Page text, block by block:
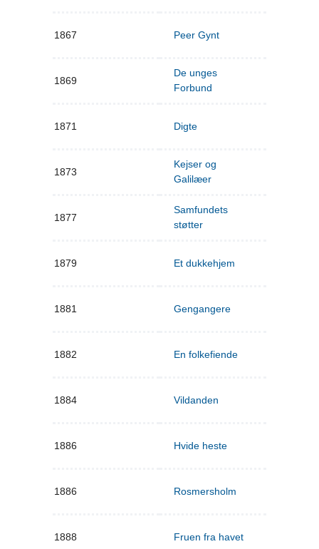
1867 Peer Gynt
1869
De unges
Forbund
1871 Digte
1873
Kejser og
Galilæer
1877
Samfundets
støtter
1879 Et dukkehjem
1881 Gengangere
1882 En folkefiende
1884 Vildanden
1886 Hvide heste
1886 Rosmersholm
1888 Fruen fra havet